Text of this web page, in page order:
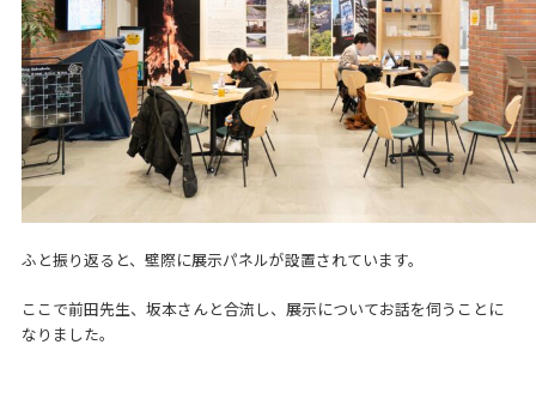
ふと振り返ると、壁際に展示パネルが設置されています。
ここで前田先生、坂本さんと合流し、展示についてお話を伺うことに
なりました。